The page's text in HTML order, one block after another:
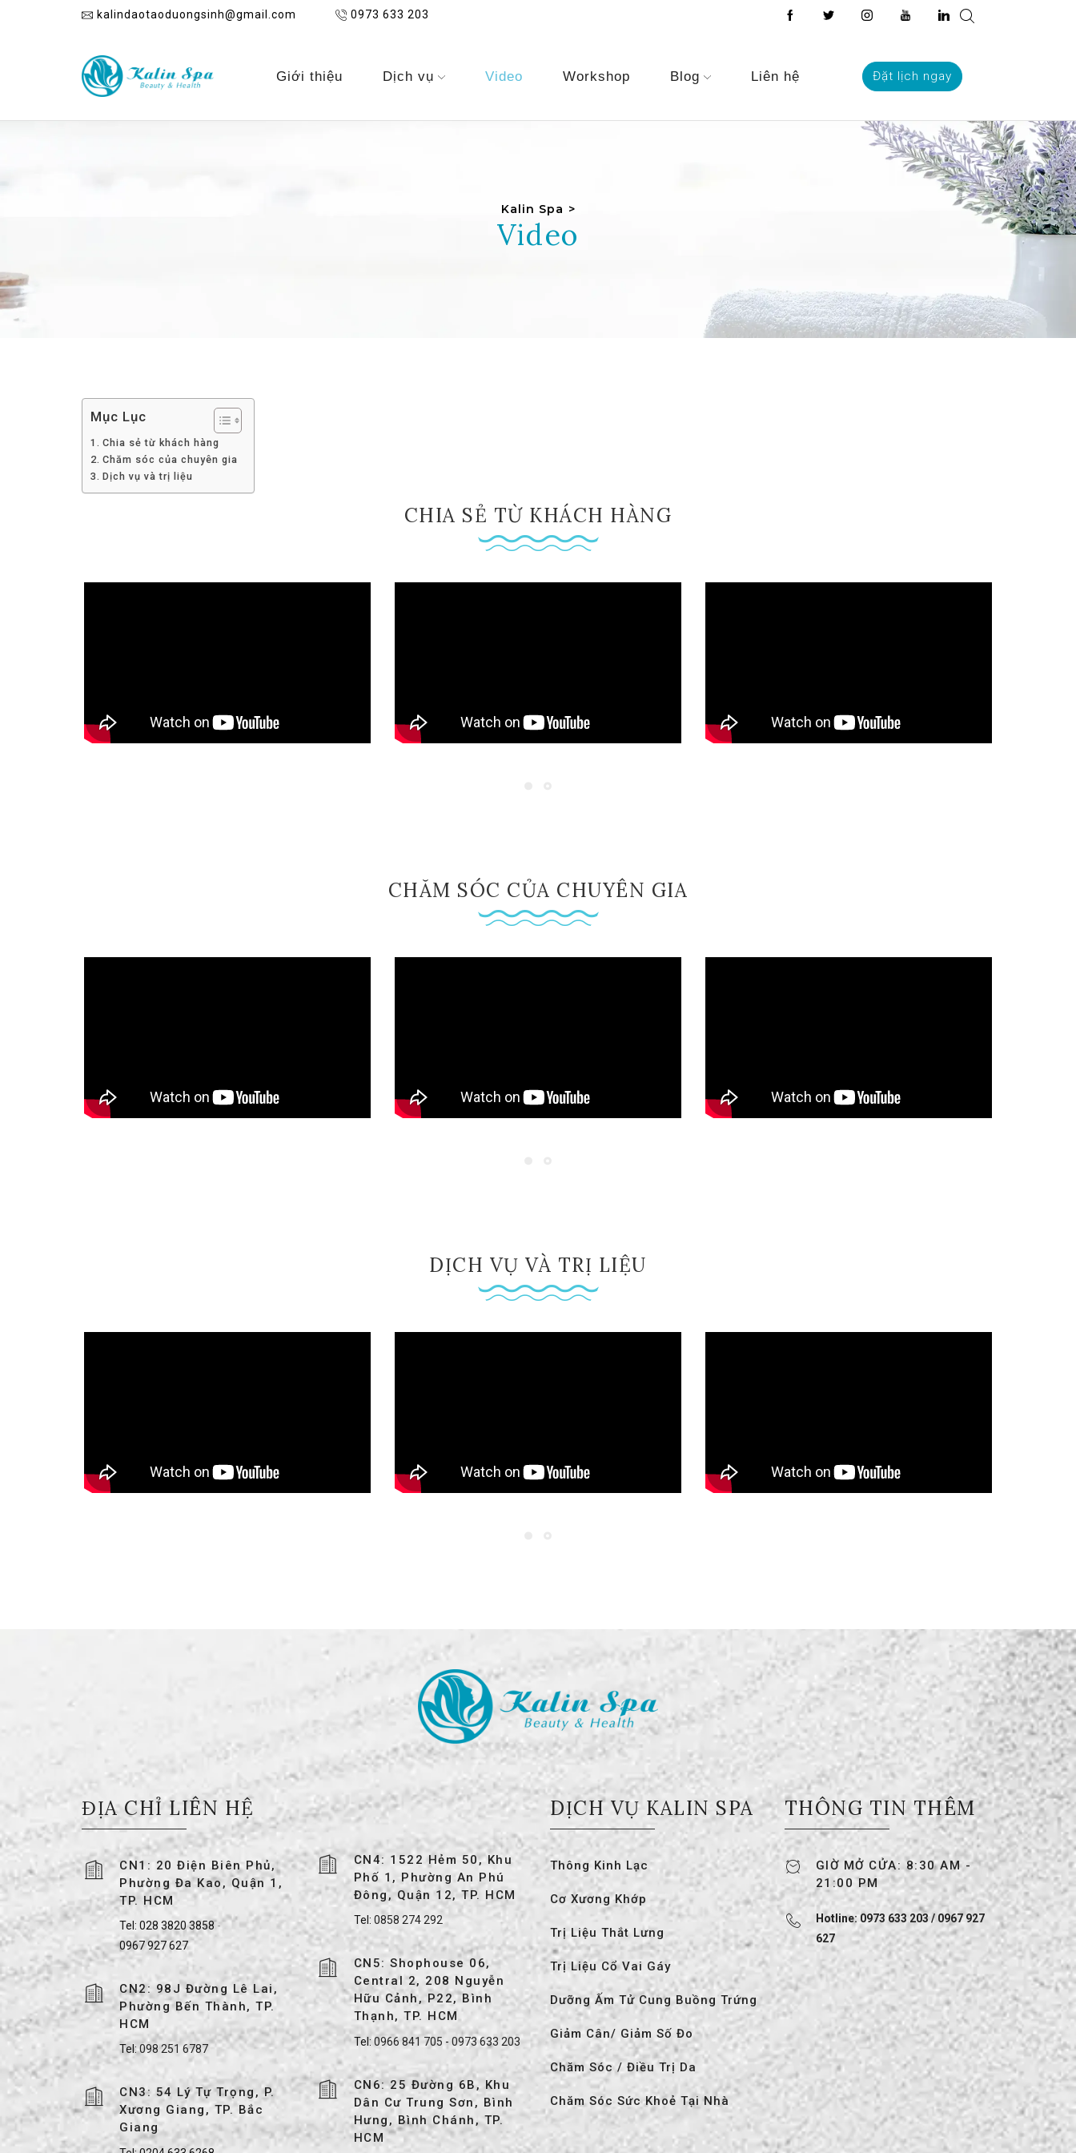
kalindaotaoduongsinh@gmail.com 0973 633 203
Giới thiệu Dịch vụ Video Workshop Blog Liên hệ Đặt lịch ngay
Kalin Spa >
Video
Mục Lục
Chia sẻ từ khách hàng
Chăm sóc của chuyên gia
Dịch vụ và trị liệu
CHIA SẺ TỪ KHÁCH HÀNG
CHĂM SÓC CỦA CHUYÊN GIA
DỊCH VỤ VÀ TRỊ LIỆU
ĐỊA CHỈ LIÊN HỆ
CN1: 20 Điện Biên Phủ,
Phường Đa Kao, Quận 1,
TP. HCM
Tel: 028 3820 3858-
0967 927 627
CN2: 98J Đường Lê Lai,
Phường Bến Thành, TP.
HCM
Tel:098 251 6787
CN3: 54 Lý Tự Trọng, P.
Xương Giang, TP. Bắc
Giang
CN4: 1522 Hẻm 50, Khu
Phố 1, Phường An Phú
Đông, Quận 12, TP. HCM
Tel: 0858 274 292
CN5: Shophouse 06,
Central 2, 208 Nguyễn
Hữu Cảnh, P22, Bình
Thạnh, TP. HCM
Tel: 0966 841 705 - 0973 633 203
CN6: 25 Đường 6B, Khu
Dân Cư Trung Sơn, Bình
Hưng, Bình Chánh, TP.
HCM
DỊCH VỤ KALIN SPA
Thông Kinh Lạc
Cơ Xương Khớp
Trị Liệu Thắt Lưng
Trị Liệu Cổ Vai Gáy
Dưỡng Ấm Tử Cung Buồng Trứng
Giảm Cân/ Giảm Số Đo
Chăm Sóc / Điều Trị Da
Chăm Sóc Sức Khoẻ Tại Nhà
THÔNG TIN THÊM
GIỜ MỞ CỬA: 8:30 AM -
21:00 PM
Hotline: 0973 633 203 / 0967 927
627